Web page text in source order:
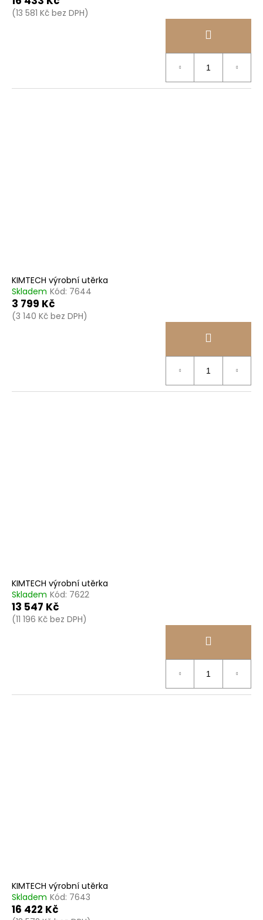
(13 581 Kč bez DPH)
KIMTECH výrobní utěrka
Skladem Kód: 7644
3 799 Kč
(3 140 Kč bez DPH)
KIMTECH výrobní utěrka
Skladem Kód: 7622
13 547 Kč
(11 196 Kč bez DPH)
KIMTECH výrobní utěrka
Skladem Kód: 7643
16 422 Kč